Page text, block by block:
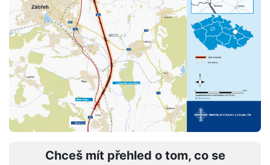
Chceš mít přehled o tom, co se